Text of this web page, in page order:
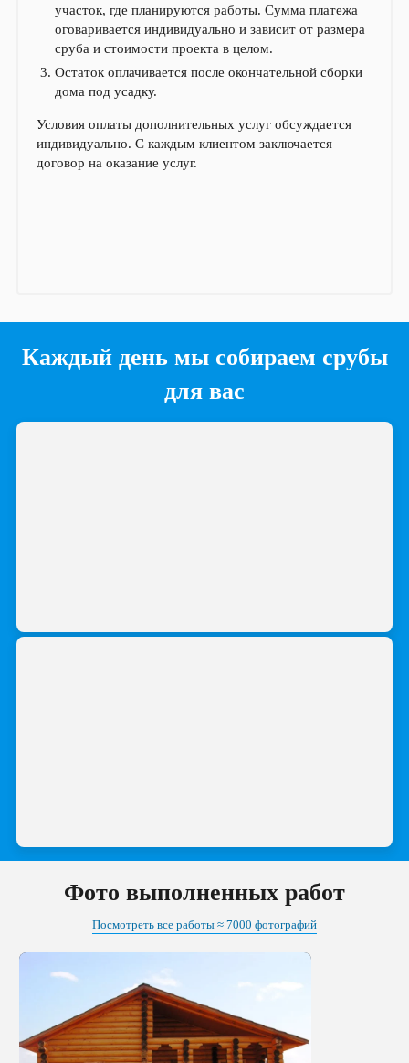
участок, где планируются работы. Сумма платежа
оговаривается индивидуально и зависит от размера
сруба и стоимости проекта в целом.
Остаток оплачивается после окончательной сборки
дома под усадку.
Условия оплаты дополнительных услуг обсуждается
индивидуально. С каждым клиентом заключается
договор на оказание услуг.
Каждый день мы собираем срубы
для вас
Фото выполненных работ
Посмотреть все работы ≈ 7000 фотографий